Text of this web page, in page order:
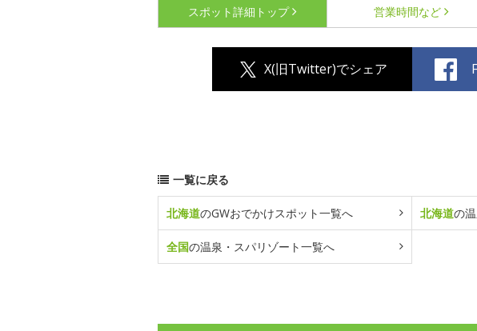
スポット詳細 トップ 営業時間など
X(旧Twitter)でシェア
一覧に戻る
北海道のGWおでかけスポット一覧へ 北海道の
全国の温泉・スパリゾート一覧へ